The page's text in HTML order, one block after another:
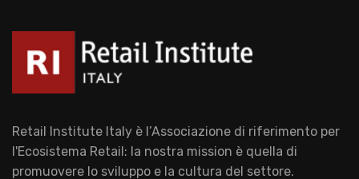
Retail Institute Italy è l’Associazione di riferimento per
l'Ecosistema Retail: la nostra mission è quella di
promuovere lo sviluppo e la cultura del settore.